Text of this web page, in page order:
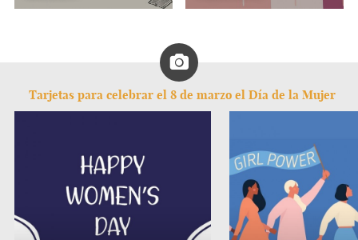
Tarjetas para celebrar el 8 de marzo el Día de la Mujer